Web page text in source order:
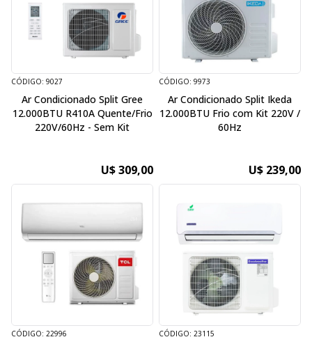
CÓDIGO: 9027
Ar Condicionado Split Gree
12.000BTU R410A Quente/Frio
220V/60Hz - Sem Kit
U$ 309,00
CÓDIGO: 9973
Ar Condicionado Split Ikeda
12.000BTU Frio com Kit 220V /
60Hz
U$ 239,00
CÓDIGO: 22996 CÓDIGO: 23115